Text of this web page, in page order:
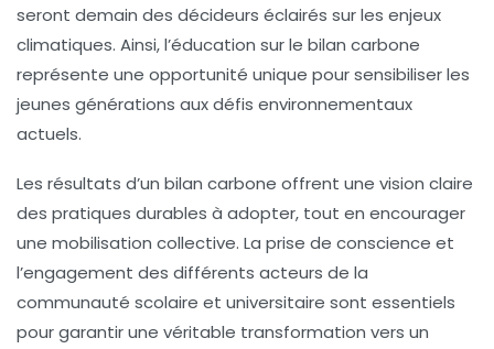
seront demain des décideurs éclairés sur les enjeux
climatiques. Ainsi, l’éducation sur le bilan carbone
représente une opportunité unique pour sensibiliser les
jeunes générations aux défis environnementaux
actuels.
Les résultats d’un bilan carbone offrent une vision claire
des pratiques durables à adopter, tout en encourager
une mobilisation collective. La prise de conscience et
l’engagement des différents acteurs de la
communauté scolaire et universitaire sont essentiels
pour garantir une véritable transformation vers un